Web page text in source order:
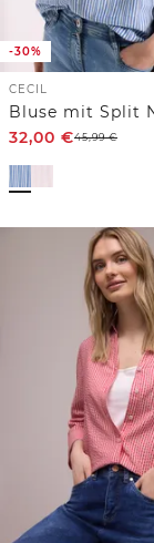
-30%
CECIL
32,00 €45,99€